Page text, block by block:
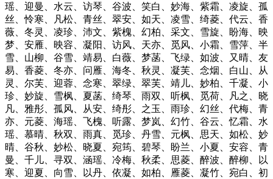
瑶、迎曼、水云、访琴、谷波、笑白、妙海、紫霜、凌旋、孤
丝、怜寒、凡松、青丝、翠安、如天、凌雪、绮菱、代云、香
薇、冬灵、凌珍、沛文、紫槐、幻柏、采文、雪旋、盼海、映
梦、安雁、映容、凝阳、访风、天亦、觅风、小霜、雪萍、半
雪、山柳、谷雪、靖易、白薇、梦菡、飞绿、如波、又晴、友
易、香菱、冬亦、问雁、海冬、秋灵、凝芙、念烟、白山、从
灵、尔芙、迎蓉、念寒、翠绿、翠芙、靖儿、妙柏、千凝、小
珍、妙旋、雪枫、夏菡、绮琴、雨双、听枫、觅荷、凡之、晓
凡、雅彤、孤风、从安、绮彤、之玉、雨珍、幻丝、代梅、青
亦、元菱、海瑶、飞槐、听露、梦岚、幻竹、谷云、忆霜、水
瑶、慕晴、秋双、雨真、觅珍、丹雪、元枫、思天、如松、妙
晴、谷秋、妙松、晓夏、宛筠、碧琴、盼兰、小夏、安容、青
曼、千儿、寻双、涵瑶、冷梅、秋柔、思菱、醉波、醉柳、以
寒、迎夏、向雪、以丹、依凝、如柏、雁菱、凝竹、宛白、初